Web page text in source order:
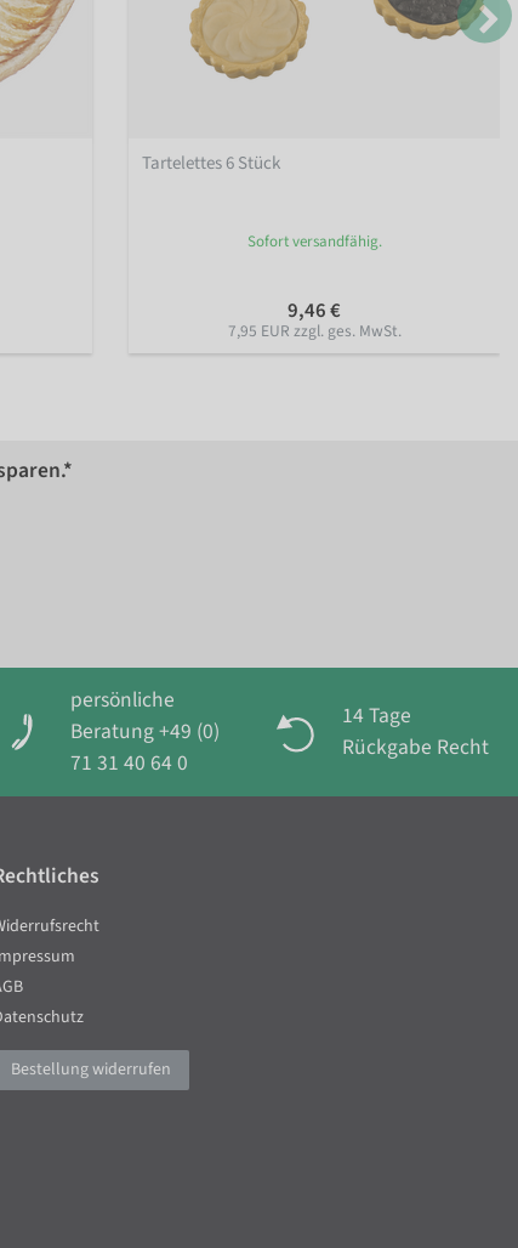
Tartelettes 6 Stück
Sofort versandfähig.
9,46 €
7,95 EUR zzgl. ges. MwSt.
persönliche
Beratung +49 (0)
71 31 40 64 0
14 Tage
Rückgabe Recht
Bestellung widerrufen